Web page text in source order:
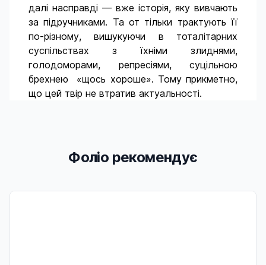
далі насправді — вже історія, яку вивчають
за підручниками. Та от тільки трактують її
по-різному, вишукуючи в тоталітарних
суспільствах з їхніми злиднями,
голодоморами, репресіями, суцільною
брехнею «щось хороше». Тому прикметно,
що цей твір не втратив актуальності.
Фоліо рекомендує